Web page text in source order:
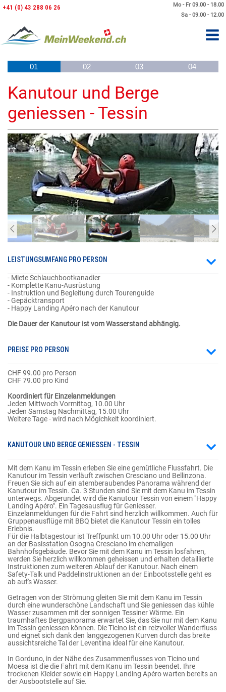
Mo - Fr 09.00 - 18.00
Sa - 09.00 - 12.00
+41 (0) 43 288 06 26
01 02 03 04
Kanutour und Berge
geniessen - Tessin
LEISTUNGSUMFANG PRO PERSON
- Miete Schlauchbootkanadier
- Komplette Kanu-Ausrüstung
- Instruktion und Begleitung durch Tourenguide
- Gepäcktransport
- Happy Landing Apéro nach der Kanutour
Die Dauer der Kanutour ist vom Wasserstand abhängig.
PREISE PRO PERSON
CHF 99.00 pro Person
CHF 79.00 pro Kind
Koordiniert für Einzelanmeldungen
Jeden Mittwoch Vormittag, 10.00 Uhr
Jeden Samstag Nachmittag, 15.00 Uhr
Weitere Tage - wird nach Mögichkeit koordiniert.
KANUTOUR UND BERGE GENIESSEN - TESSIN
Mit dem Kanu im Tessin erleben Sie eine gemütliche Flussfahrt. Die
Kanutour im Tessin verläuft zwischen Cresciano und Bellinzona.
Freuen Sie sich auf ein atemberaubendes Panorama während der
Kanutour im Tessin. Ca. 3 Stunden sind Sie mit dem Kanu im Tessin
unterwegs. Abgerundet wird die Kanutour Tessin von einem "Happy
Landing Apéro". Ein Tagesausflug für Geniesser.
Einzelanmeldungen für die Fahrt sind herzlich willkommen. Auch für
Gruppenausflüge mit BBQ bietet die Kanutour Tessin ein tolles
Erlebnis.
Für die Halbtagestour ist Treffpunkt um 10.00 Uhr oder 15.00 Uhr
an der Basisstation Osogna Cresciano im ehemaligen
Bahnhofsgebäude. Bevor Sie mit dem Kanu im Tessin losfahren,
werden Sie herzlich willkommen geheissen und erhalten detaillierte
Instruktionen zum weiteren Ablauf der Kanutour. Nach einem
Safety-Talk und Paddelinstruktionen an der Einbootsstelle geht es
ab auf's Wasser.
Getragen von der Strömung gleiten Sie mit dem Kanu im Tessin
durch eine wunderschöne Landschaft und Sie geniessen das kühle
Wasser zusammen mit der sonnigen Tessiner Wärme. Ein
traumhaftes Bergpanorama erwartet Sie, das Sie nur mit dem Kanu
im Tessin geniessen können. Die Ticino ist ein reizvoller Wanderfluss
und eignet sich dank den langgezogenen Kurven durch das breite
aussichtsreiche Tal der Leventina ideal für eine Kanutour.
In Gorduno, in der Nähe des Zusammenflusses von Ticino und
Moesa ist die die Fahrt mit dem Kanu im Tessin beendet. Ihre
trockenen Kleider sowie ein Happy Landing Apéro warten bereits an
der Ausbootstelle auf Sie.